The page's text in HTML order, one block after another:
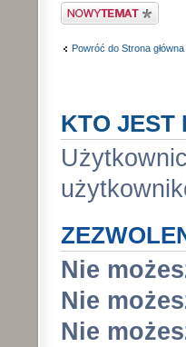
Wyślij nowy temat
Powróć do Strona główna
KTO JEST
Nie
Nie
Nie